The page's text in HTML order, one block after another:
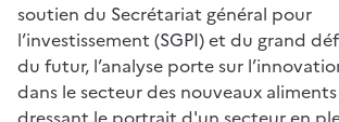
soutien du Secrétariat général pour
l’investissement (SGPI) et du grand
du futur, l’analyse porte sur
dans le secteur des nouveaux
dressant le portrait d'un secteur en